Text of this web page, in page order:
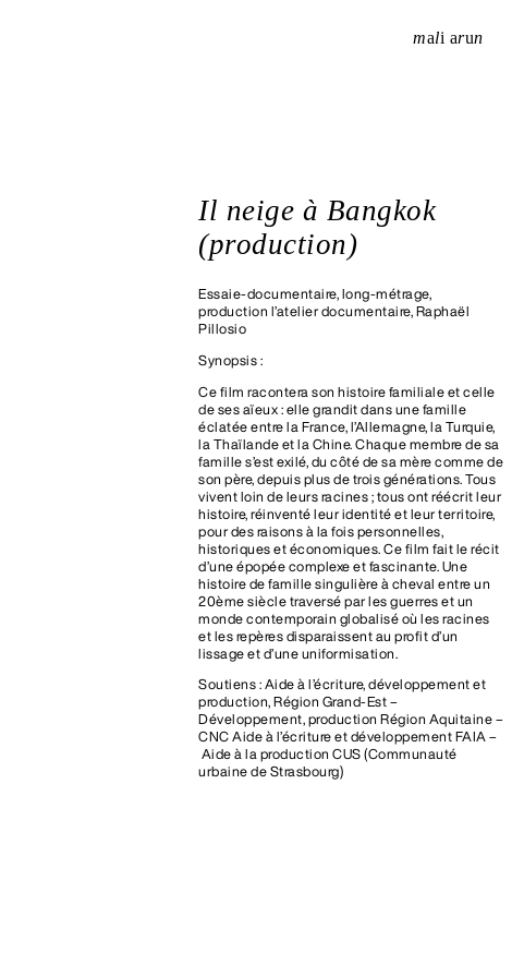
mali arun
Il neige à Bangkok
(production)
Essaie-documentaire, long-métrage,
production l’atelier documentaire, Raphaël
Pillosio
Synopsis :
Ce film racontera son histoire familiale et celle
de ses aïeux : elle grandit dans une famille
éclatée entre la France, l’Allemagne, la Turquie,
la Thaïlande et la Chine. Chaque membre de sa
famille s’est exilé, du côté de sa mère comme de
son père, depuis plus de trois générations. Tous
vivent loin de leurs racines ; tous ont réécrit leur
histoire, réinventé leur identité et leur territoire,
pour des raisons à la fois personnelles,
historiques et économiques. Ce film fait le récit
d’une épopée complexe et fascinante. Une
histoire de famille singulière à cheval entre un
20ème siècle traversé par les guerres et un
monde contemporain globalisé où les racines
et les repères disparaissent au profit d’un
lissage et d’une uniformisation.
Soutiens : Aide à l’écriture, développement et
production, Région Grand-Est –
Développement, production Région Aquitaine –
CNC Aide à l’écriture et développement FAIA –
Aide à la production CUS (Communauté
urbaine de Strasbourg)